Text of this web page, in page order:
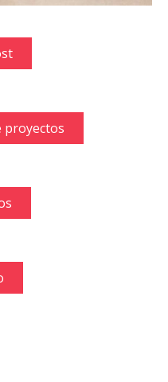
proyectos